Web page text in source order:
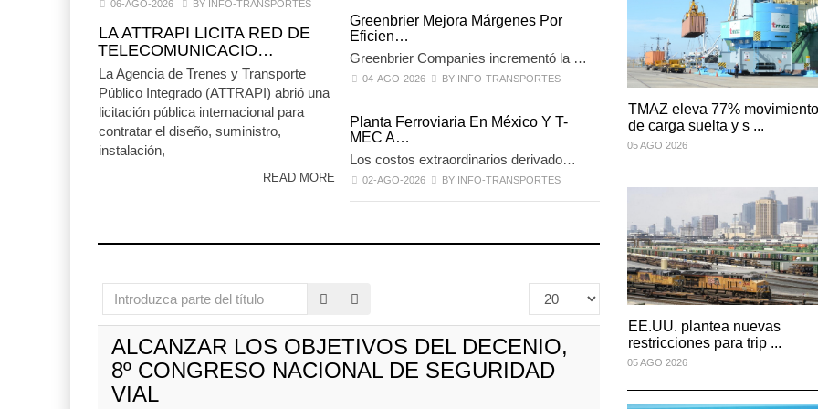
06-AGO-2026 BY INFO-TRANSPORTES
LA ATTRAPI LICITA RED DE
TELECOMUNICACIO…
La Agencia de Trenes y Transporte
Público Integrado (ATTRAPI) abrió una
licitación pública internacional para
contratar el diseño, suministro,
instalación,
READ MORE
Greenbrier Mejora Márgenes Por
Eficien…
Greenbrier Companies incrementó la …
04-AGO-2026 BY INFO-TRANSPORTES
Planta Ferroviaria En México Y T-
MEC A…
Los costos extraordinarios derivado…
02-AGO-2026 BY INFO-TRANSPORTES
Introduzca
parte
del
título
Cantidad
a
mostrar
ALCANZAR LOS OBJETIVOS DEL DECENIO,
8º CONGRESO NACIONAL DE SEGURIDAD
VIAL
TMAZ eleva 77% movimiento
de carga suelta y s ...
EE.UU. plantea nuevas
restricciones para trip ...
05 AGO 2026
de carga suelta y s ...
EE.UU. plantea nuevas
restricciones para trip ...
05 AGO 2026
TMAZ eleva 77% movimiento
de carga suelta y s ...
05 AGO 2026
EE.UU. plantea nuevas
restricciones para trip ...
05 AGO 2026
IT-ANÁLISIS: Volaris abrirá
ruta en ...
IT-ANÁLISIS: Volaris
ruta en ...
06 AGO 2026
IT-ANÁLISIS: Puerto Lázaro Cárdenas
06 AGO 2026
La ATTRAPI licita red de
telecomunicaciones par
IT-ANÁLISIS: Puerto Lázaro Cárdenas
06 AGO 2026